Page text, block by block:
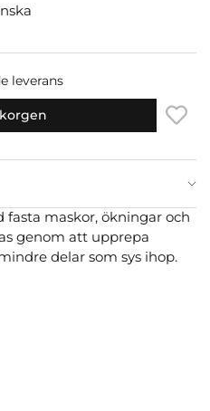
leverans
fasta maskor, ökningar och
genom att upprepa
delar som sys ihop.